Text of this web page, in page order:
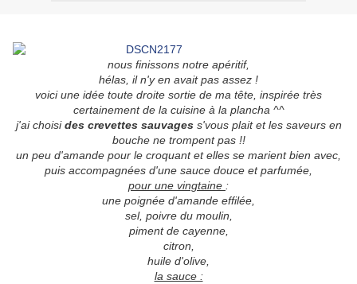
nous finissons notre apéritif,
hélas, il n'y en avait pas assez !
voici une idée toute droite sortie de ma tête, inspirée très
certainement de la cuisine à la plancha ^^
j'ai choisides crevettes sauvages s'vous plait et les saveurs en
bouche ne trompent pas !!
un peu d'amande pour le croquant et elles se marient bien avec,
puis accompagnées d'une sauce douce et parfumée,
pour une vingtaine :
une poignée d'amande effilée,
sel, poivre du moulin,
piment de cayenne,
citron,
huile d'olive,
la sauce :